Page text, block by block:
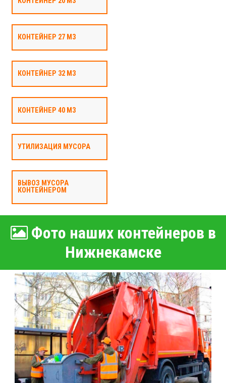
КОНТЕЙНЕР 27 М3
КОНТЕЙНЕР 32 М3
КОНТЕЙНЕР 40 М3
УТИЛИЗАЦИЯ МУСОРА
ВЫВОЗ МУСОРА
КОНТЕЙНЕРОМ
Фото наших контейнеров в
Нижнекамске